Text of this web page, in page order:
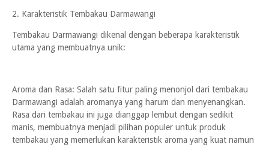
2. Karakteristik Tembakau Darmawangi
Tembakau Darmawangi dikenal dengan beberapa karakteristik
utama yang membuatnya unik:
Aroma dan Rasa: Salah satu fitur paling menonjol dari tembakau
Darmawangi adalah aromanya yang harum dan menyenangkan.
Rasa dari tembakau ini juga dianggap lembut dengan sedikit
manis, membuatnya menjadi pilihan populer untuk produk
tembakau yang memerlukan karakteristik aroma yang kuat namun